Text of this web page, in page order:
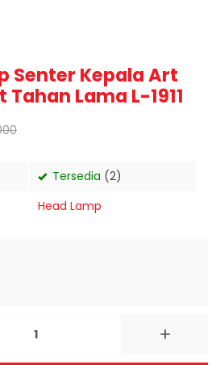
Senter Kepala Art
Lama L-1911
Tersedia (2)
Head Lamp
+